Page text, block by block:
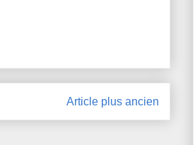
Article plus ancien